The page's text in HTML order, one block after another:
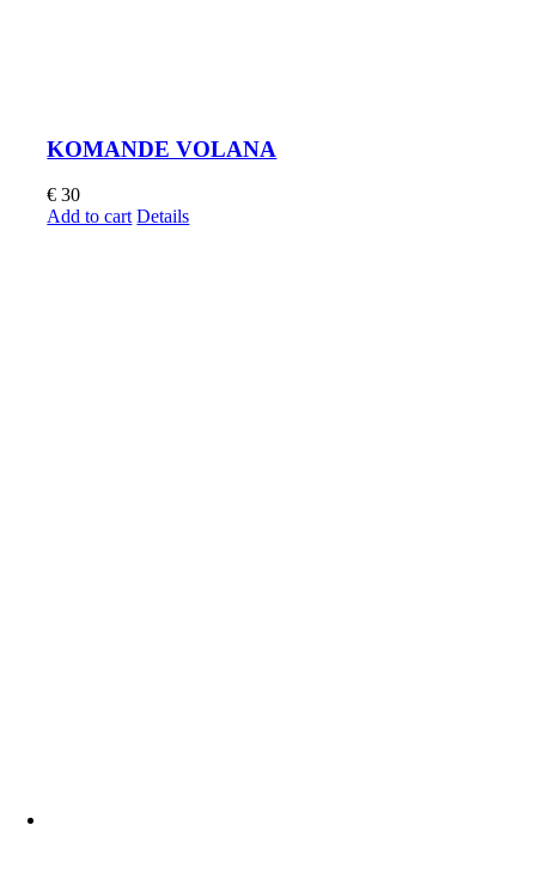
KOMANDE VOLANA
€ 30
Add to cart Details